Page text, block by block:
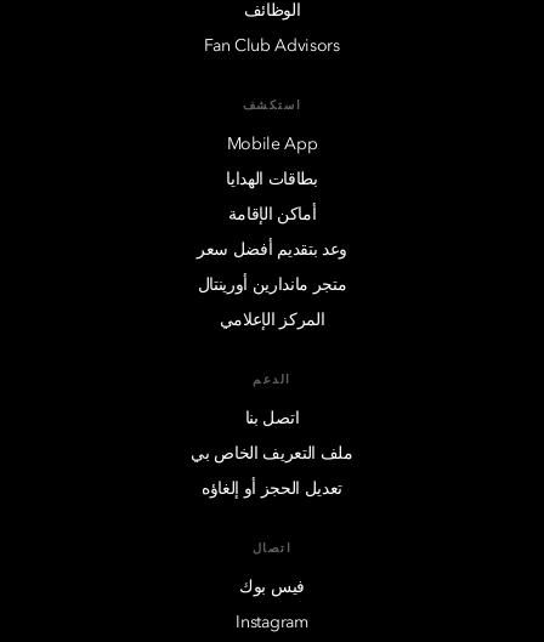
الوظائف
Fan Club Advisors
استكشف
Mobile App
بطاقات الهدايا
أماكن الإقامة
وعد بتقديم أفضل سعر
متجر ماندارين أورينتال
المركز الإعلامي
الدعم
اتصل بنا
ملف التعريف الخاص بي
تعديل الحجز أو إلغاؤه
اتصال
فيس بوك
Instagram